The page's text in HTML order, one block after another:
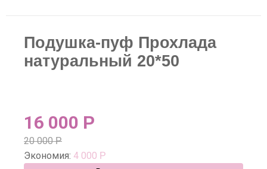
Подушка-пуф Прохлада
натуральный 20*50
16 000 Р
20 000Р
Экономия: 4 000 Р